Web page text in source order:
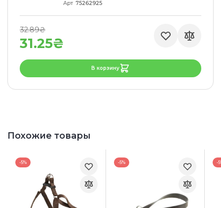
Арт 75262925
31.25₴
32.89₴
В корзину
Похожие товары
-5% -5% -